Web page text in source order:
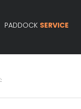
PADDOCK SERVICE